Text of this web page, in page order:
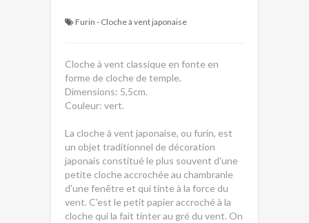
Furin - Cloche à vent japonaise
Cloche à vent classique en fonte en
forme de cloche de temple.
Dimensions: 5,5cm.
Couleur: vert.
La cloche à vent japonaise, ou furin, est
un objet traditionnel de décoration
japonais constitué le plus souvent d'une
petite cloche accrochée au chambranle
d'une fenêtre et qui tinte à la force du
vent. C'est le petit papier accroché à la
cloche qui la fait tinter au gré du vent. On